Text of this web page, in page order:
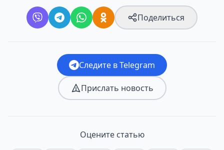
Поделиться
Следите в Telegram
Прислать новость
Оцените статью